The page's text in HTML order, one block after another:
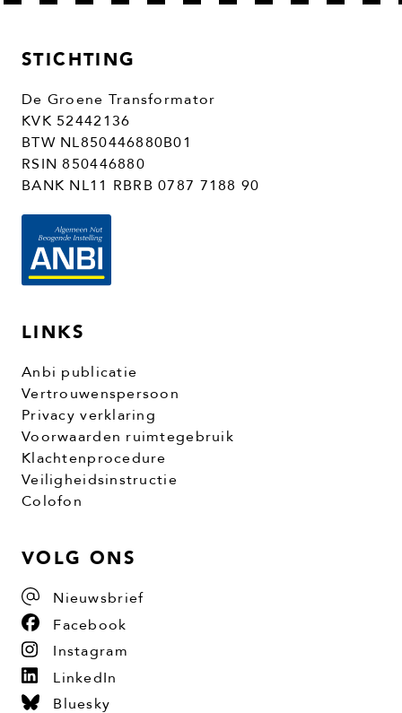
STICHTING
De Groene Transformator
KVK 52442136
BTW NL850446880B01
RSIN 850446880
BANK NL11 RBRB 0787 7188 90
LINKS
Anbi publicatie
Vertrouwenspersoon
Privacy verklaring
Voorwaarden ruimtegebruik
Klachtenprocedure
Veiligheidsinstructie
Colofon
VOLG ONS
Nieuwsbrief
Facebook
Instagram
LinkedIn
Bluesky